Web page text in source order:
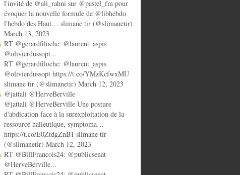
l'invité de @ali_rahni sur @pastel_fm pour
évoquer la nouvelle formule de @libhebdo
l'hebdo des Haut… slimane tir (@slimanetir)
March 13, 2023
RT @gerardfiloche: @laurent_aspis
@olivierdussopt...
RT @gerardfiloche: @laurent_aspis
@olivierdussopt https://t.co/YMzKcfwxMU
slimane tir (@slimanetir) March 12, 2023
@jattali @HerveBerville
@jattali @HerveBerville Une posture
d'abdication face à la surexploitation de la
ressource halieutique, symptoma…
https://t.co/E0ZtdgZnB1 slimane tir
(@slimanetir) March 12, 2023
RT @BillFrancois24: @publicsenat
@HerveBerville...